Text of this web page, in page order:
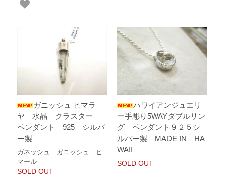
ガニッシュ ヒマラ
ヤ 水晶 クラスター
ペンダント 925 シルバ
ー製
ガネッシュ ガニッシュ ヒ
マール
SOLD OUT
ハワイアンジュエリ
ー手彫り5WAYダブルリン
グ ペンダント９２５シ
ルバー製 MADE IN HA
WAII
SOLD OUT